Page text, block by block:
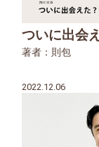
ついに出会
著者：則包
2022.12.06